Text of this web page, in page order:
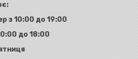
з 10:00 до 19:00
до 18:00